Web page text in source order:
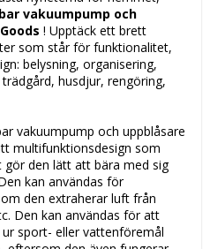
vakuumpump och
! Upptäck ett brett
som står för funktionalitet,
belysning, organisering,
husdjur, rengöring,
vakuumpump och uppblåsare
multifunktionsdesign som
den lätt att bära med sig
kan användas för
den extraherar luft från
Den kan användas för att
sport- eller vattenföremål